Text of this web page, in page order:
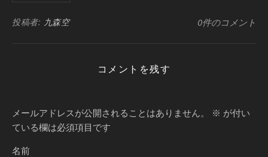
投稿者: 九森空 0件のコメント
コメントを残す
メールアドレスが公開されることはありません。 ※ が付い
ている欄は必須項目です
名前